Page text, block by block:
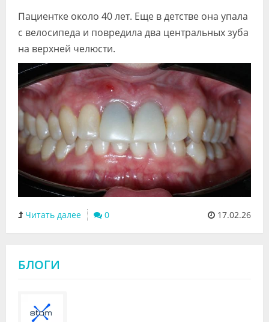
Видео
Форум
Клиники
Специалисты
Галерея
Блоги
Лаборатории
Пациентке около 40 лет. Еще в детстве она упала
с велосипеда и повредила два центральных зуба
на верхней челюсти.
Читать далее 0 17.02.26
БЛОГИ